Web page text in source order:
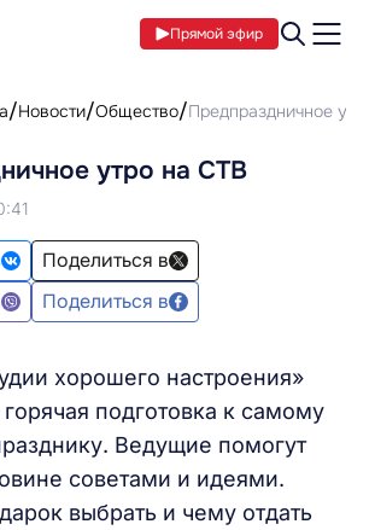
Прямой эфир
Новости Общество Предпраздничное
утро на СТВ
Поделиться в
Поделиться в
хорошего настроения»
горячая подготовка к самому
Ведущие помогут
советами и идеями.
выбрать и чему отдать